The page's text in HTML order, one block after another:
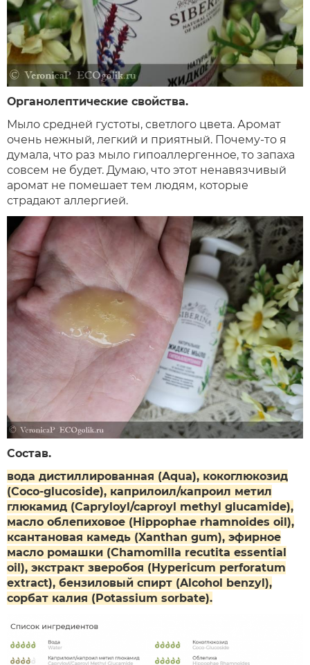
Органолептические свойства.
Мыло средней густоты, светлого цвета. Аромат
очень нежный, легкий и приятный. Почему-то я
думала, что раз мыло гипоаллергенное, то запаха
совсем не будет. Думаю, что этот ненавязчивый
аромат не помешает тем людям, которые
страдают аллергией.
Состав.
вода дистиллированная (Aqua), кокоглюкозид
(Coco-glucoside), каприлоил/капроил метил
глюкамид (Capryloyl/caproyl methyl glucamide),
масло облепиховое (Hippophae rhamnoides оil),
ксантановая камедь (Xanthan gum), эфирное
масло ромашки (Chamomilla recutita essential
oil), экстракт зверобоя (Hypericum perforatum
extract), бензиловый спирт (Alcohol benzyl),
сорбат калия (Potassium sorbate).